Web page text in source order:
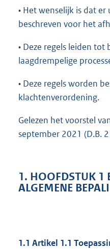
• Het wenselijk is dat
beschreven voor het
• Deze regels leiden tot
laagdrempelige
• Deze regels worden
klachtenverordening.
Gelezen het voorstel
september 2021 (D.B.
1. HOOFDSTUK 1
ALGEMENE
1.1 Artikel 1.1